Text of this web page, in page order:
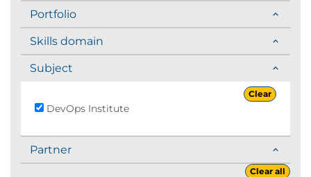
Portfolio
Skills domain
Subject
Clear
DevOps Institute
Partner
Clear all